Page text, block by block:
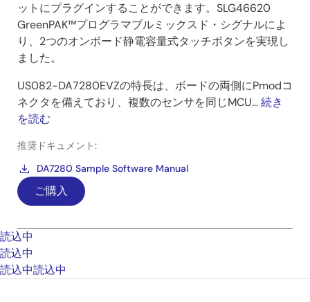
ットにプラグインすることができます。SLG46620
GreenPAK™プログラマブルミックスド・シグナルによ
り、2つのオンボード静電容量式タッチボタンを実現し
ました。
US082-DA7280EVZの特長は、ボードの両側にPmodコ
ネクタを備えており、複数のセンサを同じMCU...続き
を読む
推奨ドキュメント:
DA7280 Sample Software Manual
ご購入
読込中
読込中
読込中読込中